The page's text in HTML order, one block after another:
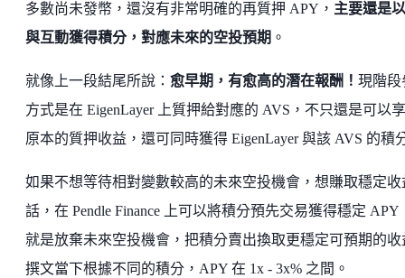
多數尚未發幣，還沒有非常明確的再質押 APY， 主要還是
與互動獲得積分，對應未來的空投預期 。
就像上一段結尾所說： 愈早期，有愈高的潛在報酬！ 現階段
方式是在 EigenLayer 上質押給對應的 AVS，不只還是可以
原本的質押收益，還可同時獲得 EigenLayer 與該 AVS 的積
如果不想等待相對變數較高的未來空投機會，想賺取穩定收
話，在 Pendle Finance 上可以將積分預先交易獲得穩定 APY
就是放棄未來空投機會，把積分賣出換取更穩定可預期的收
撰文當下根據不同的積分，APY 在 1x - 3x% 之間。